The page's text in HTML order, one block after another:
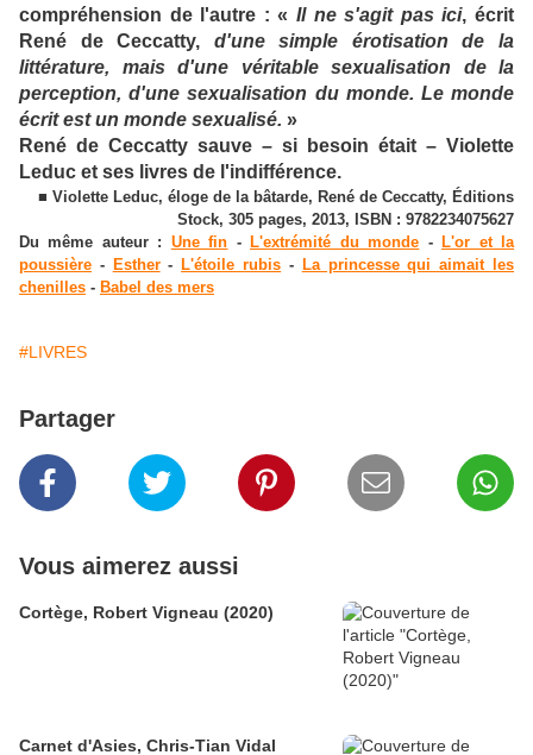
compréhension de l'autre : « Il ne s'agit pas ici, écrit
René de Ceccatty, d'une simple érotisation de la
littérature, mais d'une véritable sexualisation de la
perception, d'une sexualisation du monde. Le monde
écrit est un monde sexualisé. »
René de Ceccatty sauve – si besoin était – Violette
Leduc et ses livres de l'indifférence.
■ Violette Leduc, éloge de la bâtarde, René de Ceccatty, Éditions
Stock, 305 pages, 2013, ISBN : 9782234075627
Du même auteur : Une fin - L'extrémité du monde - L'or et la
poussière - Esther- L'étoile rubis - La princesse qui aimait les
chenilles - Babel des mers
#LIVRES
Partager
Vous aimerez aussi
Cortège, Robert Vigneau (2020)
Carnet d'Asies, Chris-Tian Vidal